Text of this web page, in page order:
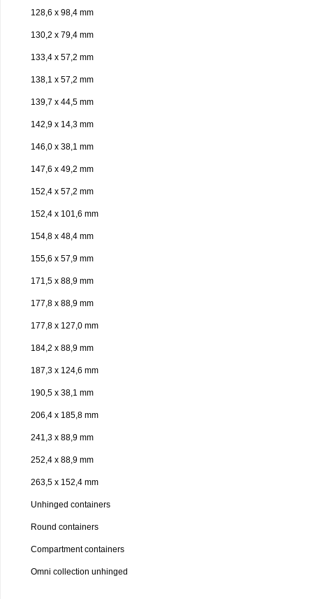
128,6 x 98,4 mm
130,2 x 79,4 mm
133,4 x 57,2 mm
138,1 x 57,2 mm
139,7 x 44,5 mm
142,9 x 14,3 mm
146,0 x 38,1 mm
147,6 x 49,2 mm
152,4 x 57,2 mm
152,4 x 101,6 mm
154,8 x 48,4 mm
155,6 x 57,9 mm
171,5 x 88,9 mm
177,8 x 88,9 mm
177,8 x 127,0 mm
184,2 x 88,9 mm
187,3 x 124,6 mm
190,5 x 38,1 mm
206,4 x 185,8 mm
241,3 x 88,9 mm
252,4 x 88,9 mm
263,5 x 152,4 mm
Unhinged containers
Round containers
Compartment containers
Omni collection unhinged